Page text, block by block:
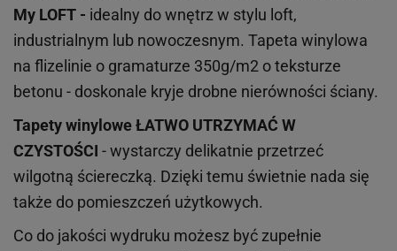
My LOFT - idealny do wnętrz w stylu loft,
industrialnym lub nowoczesnym. Tapeta winylowa
na flizelinie o gramaturze 350g/m2 o teksturze
betonu - doskonale kryje drobne nierówności ściany.
Tapety winyloweŁATWO UTRZYMAĆ W
CZYSTOŚCI - wystarczy delikatnie przetrzeć
wilgotną ściereczką. Dzięki temu świetnie nada się
także do pomieszczeń użytkowych.
Co do jakości wydruku możesz być zupełnie